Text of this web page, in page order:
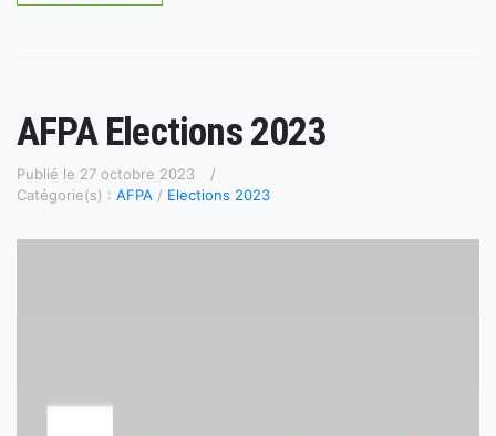
AFPA Elections 2023
Publié le 27 octobre 2023
Catégorie(s) : AFPA / Elections 2023